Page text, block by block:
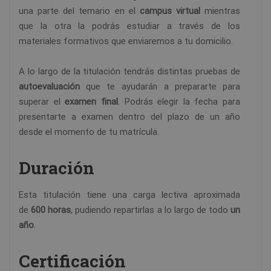
una parte del temario en el campus virtual mientras
que la otra la podrás estudiar a través de los
materiales formativos que enviaremos a tu domicilio.
A lo largo de la titulación tendrás distintas pruebas de
autoevaluación que te ayudarán a prepararte para
superar elexamen final. Podrás elegir la fecha para
presentarte a examen dentro del plazo de un año
desde el momento de tu matrícula.
Duración
Esta titulación tiene una carga lectiva aproximada
de 600 horas, pudiendo repartirlas a lo largo de todo un
año.
Certificación